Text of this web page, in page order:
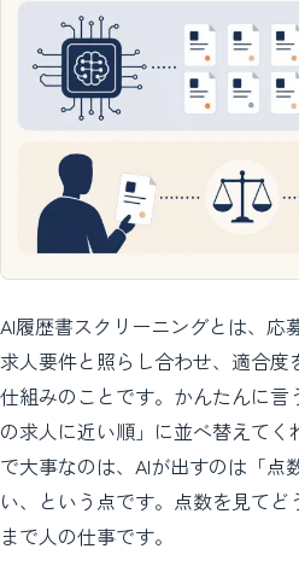
AI履歴書スクリーニングとは、応
求人要件と照らし合わせ、適合
仕組みのことです。かんたんに言
の求人に近い順」に並べ替えて
で大事なのは、AIが出すのは「点
い、という点です。点数を見てど
まで人の仕事です。